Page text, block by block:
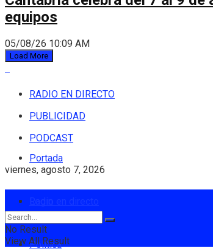
equipos
05/08/26 10:09 AM
Load More
RADIO EN DIRECTO
PUBLICIDAD
PODCAST
viernes, agosto 7, 2026
Portada
Política
No Result
View All Result